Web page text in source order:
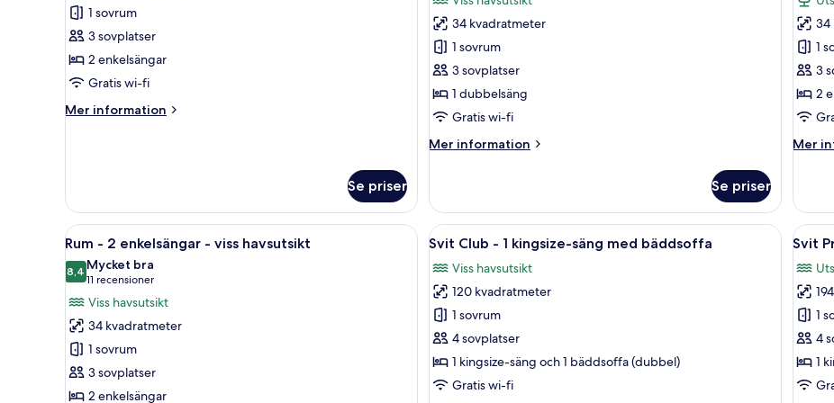
parken
Club-
rum
-
2
-
1 sovrum
3 sovplatser
2 enkelsängar
Gratis wi-fi
Mer information
Mer
2
enkelsängar
-
mot
parken
Se priser
Club-
rum
-
1
dubbelsäng
34 kvadratmeter
1 sovrum
3 sovplatser
1 dubbelsäng
Gratis wi-fi
Mer information
Mer
rum
1
Se priser
-
2
-
mot
34
1
3
2
Mer
Mer
-
utsikt
mot
parken
Öppna
alla
foton
för
Rum
-
2
enkelsängar
-
Ett hotellrum med ett stort fönster som vetter mot staden, ett skrivbord med en lampa, en stol och ett litet bord
10
Rum - 2 enkelsängar - viss havsutsikt
8,48,4 av 10
Mycket bra
11 recensioner
(11 recensioner)
Viss havsutsikt
34 kvadratmeter
1 sovrum
3 sovplatser
2 enkelsängar
Öppna
alla
foton
för
Svit
Club
-
1
Ett modernt hotellrum med en stor säng,
13
Svit Club - 1 kingsize-säng med bäddsoffa
Viss havsutsikt
120 kvadratmeter
1 sovrum
4 sovplatser
1 kingsize-säng och 1 bäddsoffa (dubbel)
Gratis wi-fi
alla
för
Svit
-
1
6
Svit
1
4
1